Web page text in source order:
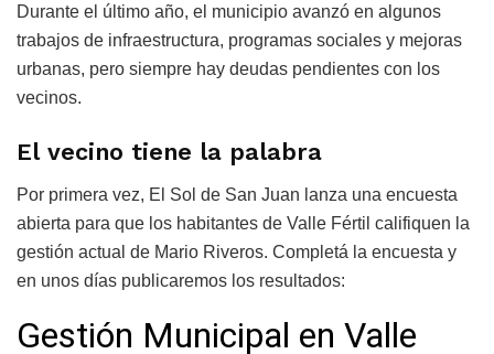
Durante el último año, el municipio avanzó en algunos
trabajos de infraestructura, programas sociales y mejoras
urbanas, pero siempre hay deudas pendientes con los
vecinos.
El vecino tiene la palabra
Por primera vez, El Sol de San Juan lanza una encuesta
abierta para que los habitantes de Valle Fértil califiquen la
gestión actual de Mario Riveros. Completá la encuesta y
en unos días publicaremos los resultados: